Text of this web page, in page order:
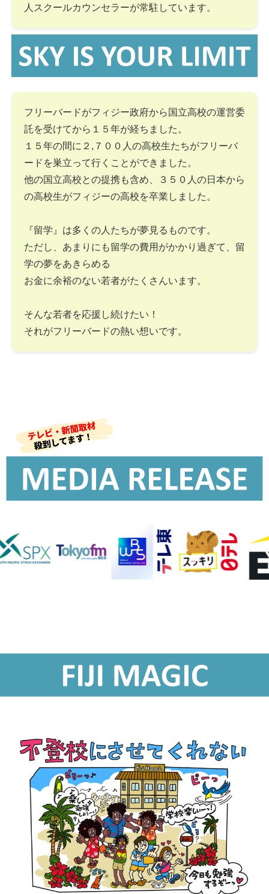
人スクールカウンセラーが常駐しています。
フリーバードがフィジー政府から国立高校の運営委
託を受けてから１５年が経ちました。
１５年の間に２,７００人の高校生たちがフリーバ
ードを巣立って行くことができました。
他の国立高校との提携も含め、３５０人の日本から
の高校生がフィジーの高校を卒業しました。
『留学』は多くの人たちが夢見るものです。
ただし、あまりにも留学の費用がかかり過ぎて、留
学の夢をあきらめる
お金に余裕のない若者がたくさんいます。
そんな若者を応援し続けたい！
それがフリーバードの熱い想いです。